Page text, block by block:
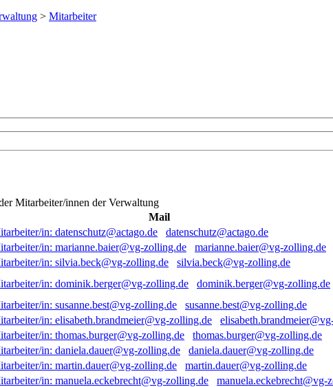
> Mitarbeiter
Mitarbeiter/innen der Verwaltung
Mail
datenschutz@actago.de
marianne.baier@vg-zolling.de
silvia.beck@vg-zolling.de
dominik.berger@vg-zolling.de
susanne.best@vg-zolling.de
thomas.burger@vg-zolling.de
daniela.dauer@vg-zolling.de
martin.dauer@vg-zolling.de
manuela.eckebrecht@vg-